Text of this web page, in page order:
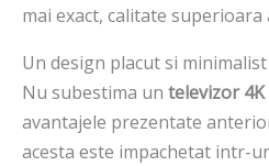
mai exact, calitate
Un design placut si minimalist
Nu subestima un televizor
avantajele prezentate
acesta este impachetat intr-